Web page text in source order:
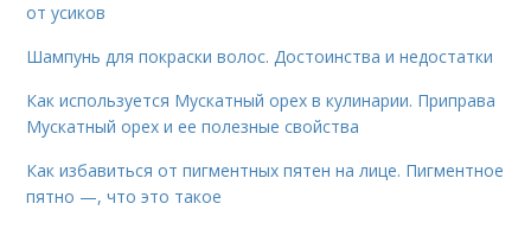
от усиков
Шампунь для покраски волос. Достоинства и недостатки
Как используется Мускатный орех в кулинарии. Приправа
Мускатный орех и ее полезные свойства
Как избавиться от пигментных пятен на лице. Пигментное
пятно —, что это такое